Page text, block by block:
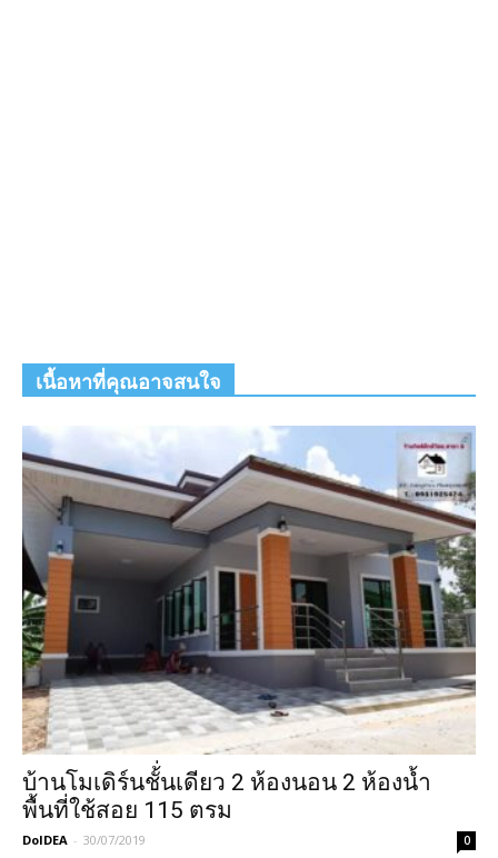
เนื้อหาที่คุณอาจสนใจ
บ้านโมเดิร์นชั้่นเดียว 2 ห้องนอน 2 ห้องน้ำ
พื้นที่ใช้สอย 115 ตรม
DoIDEA - 30/07/2019 0